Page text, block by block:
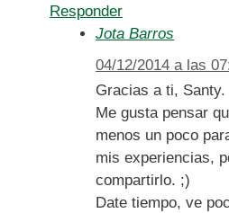
Responder
Jota Barros
04/12/2014 a las
Gracias a ti, Santy.
Me gusta pensar
menos un poco
mis experiencias,
compartirlo. ;)
Date tiempo, ve